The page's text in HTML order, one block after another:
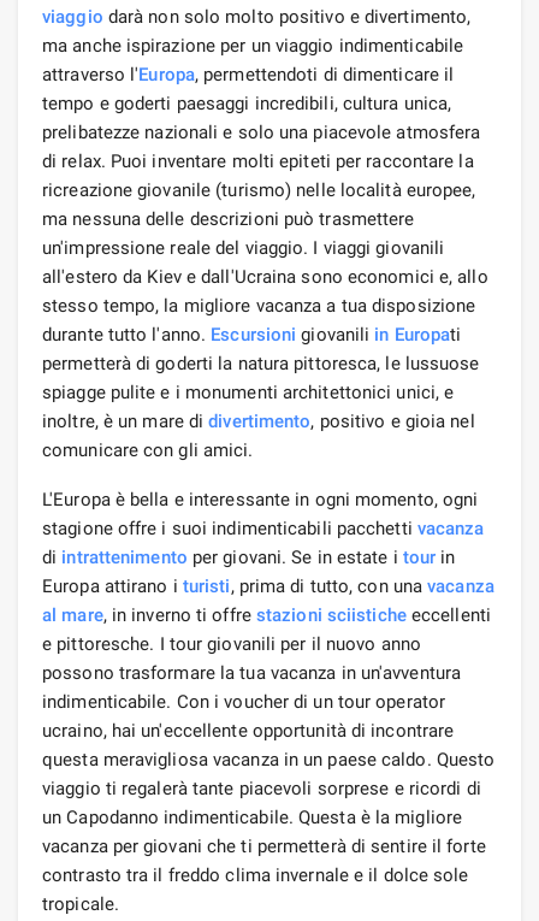
viaggio darà non solo molto positivo e divertimento,
ma anche ispirazione per un viaggio indimenticabile
attraverso l'Europa, permettendoti di dimenticare il
tempo e goderti paesaggi incredibili, cultura unica,
prelibatezze nazionali e solo una piacevole atmosfera
di relax. Puoi inventare molti epiteti per raccontare la
ricreazione giovanile (turismo) nelle località europee,
ma nessuna delle descrizioni può trasmettere
un'impressione reale del viaggio. I viaggi giovanili
all'estero da Kiev e dall'Ucraina sono economici e, allo
stesso tempo, la migliore vacanza a tua disposizione
durante tutto l'anno. Escursioni giovanili in Europati
permetterà di goderti la natura pittoresca, le lussuose
spiagge pulite e i monumenti architettonici unici, e
inoltre, è un mare didivertimento, positivo e gioia nel
comunicare con gli amici.
L'Europa è bella e interessante in ogni momento, ogni
stagione offre i suoi indimenticabili pacchetti vacanza
di intrattenimento per giovani. Se in estate i tour in
Europa attirano i turisti, prima di tutto, con unavacanza
al mare, in inverno ti offre stazioni sciisticheeccellenti
e pittoresche. I tour giovanili per il nuovo anno
possono trasformare la tua vacanza in un'avventura
indimenticabile. Con i voucher di un tour operator
ucraino, hai un'eccellente opportunità di incontrare
questa meravigliosa vacanza in un paese caldo. Questo
viaggio ti regalerà tante piacevoli sorprese e ricordi di
un Capodanno indimenticabile. Questa è la migliore
vacanza per giovani che ti permetterà di sentire il forte
contrasto tra il freddo clima invernale e il dolce sole
tropicale.